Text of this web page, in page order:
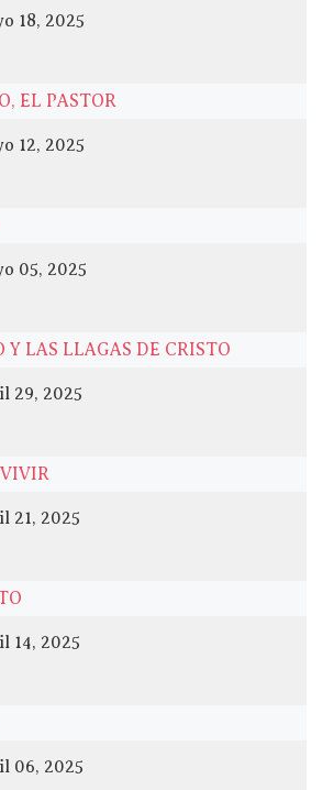
18, 2025
EL PASTOR
12, 2025
05, 2025
Y LAS LLAGAS DE CRISTO
29, 2025
21, 2025
14, 2025
06, 2025